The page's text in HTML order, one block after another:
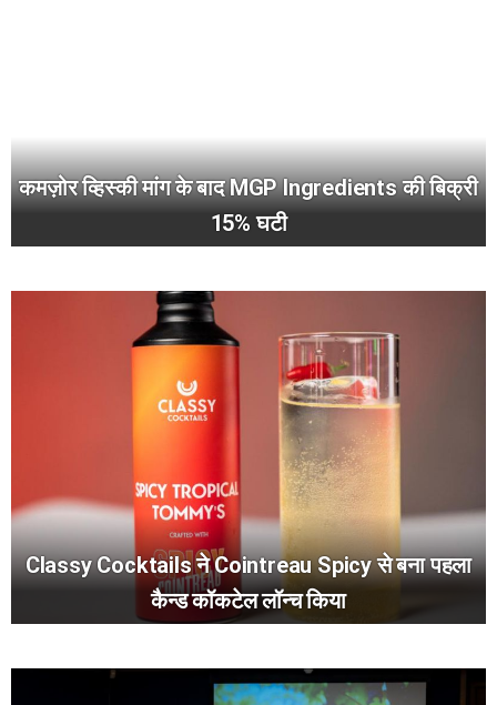
कमज़ोर व्हिस्की मांग के बाद MGP Ingredients की बिक्री
15% घटी
Classy Cocktails ने Cointreau Spicy से बना पहला
कैन्ड कॉकटेल लॉन्च किया